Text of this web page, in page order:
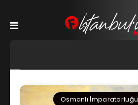
Osmanlı İmparatorluğu